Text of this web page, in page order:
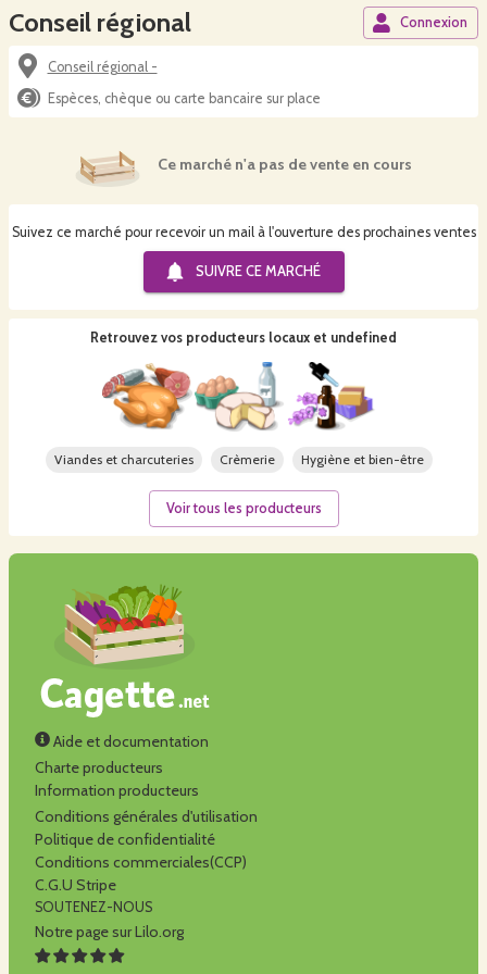
Conseil régional Connexion
Conseil régional -
Espèces, chèque ou carte bancaire sur place
Ce marché n'a pas de vente en cours
Suivez ce marché pour recevoir un mail à l'ouverture des prochaines ventes
SUIVRE CE MARCHÉ
Retrouvez vos producteurs locaux et undefined
Viandes et charcuteries Crèmerie Hygiène et bien-être
Voir tous les producteurs
Aide et documentation
Charte producteurs
Information producteurs
Conditions générales d'utilisation
Politique de confidentialité
Conditions commerciales(CCP)
C.G.U Stripe
SOUTENEZ-NOUS
Notre page sur Lilo.org